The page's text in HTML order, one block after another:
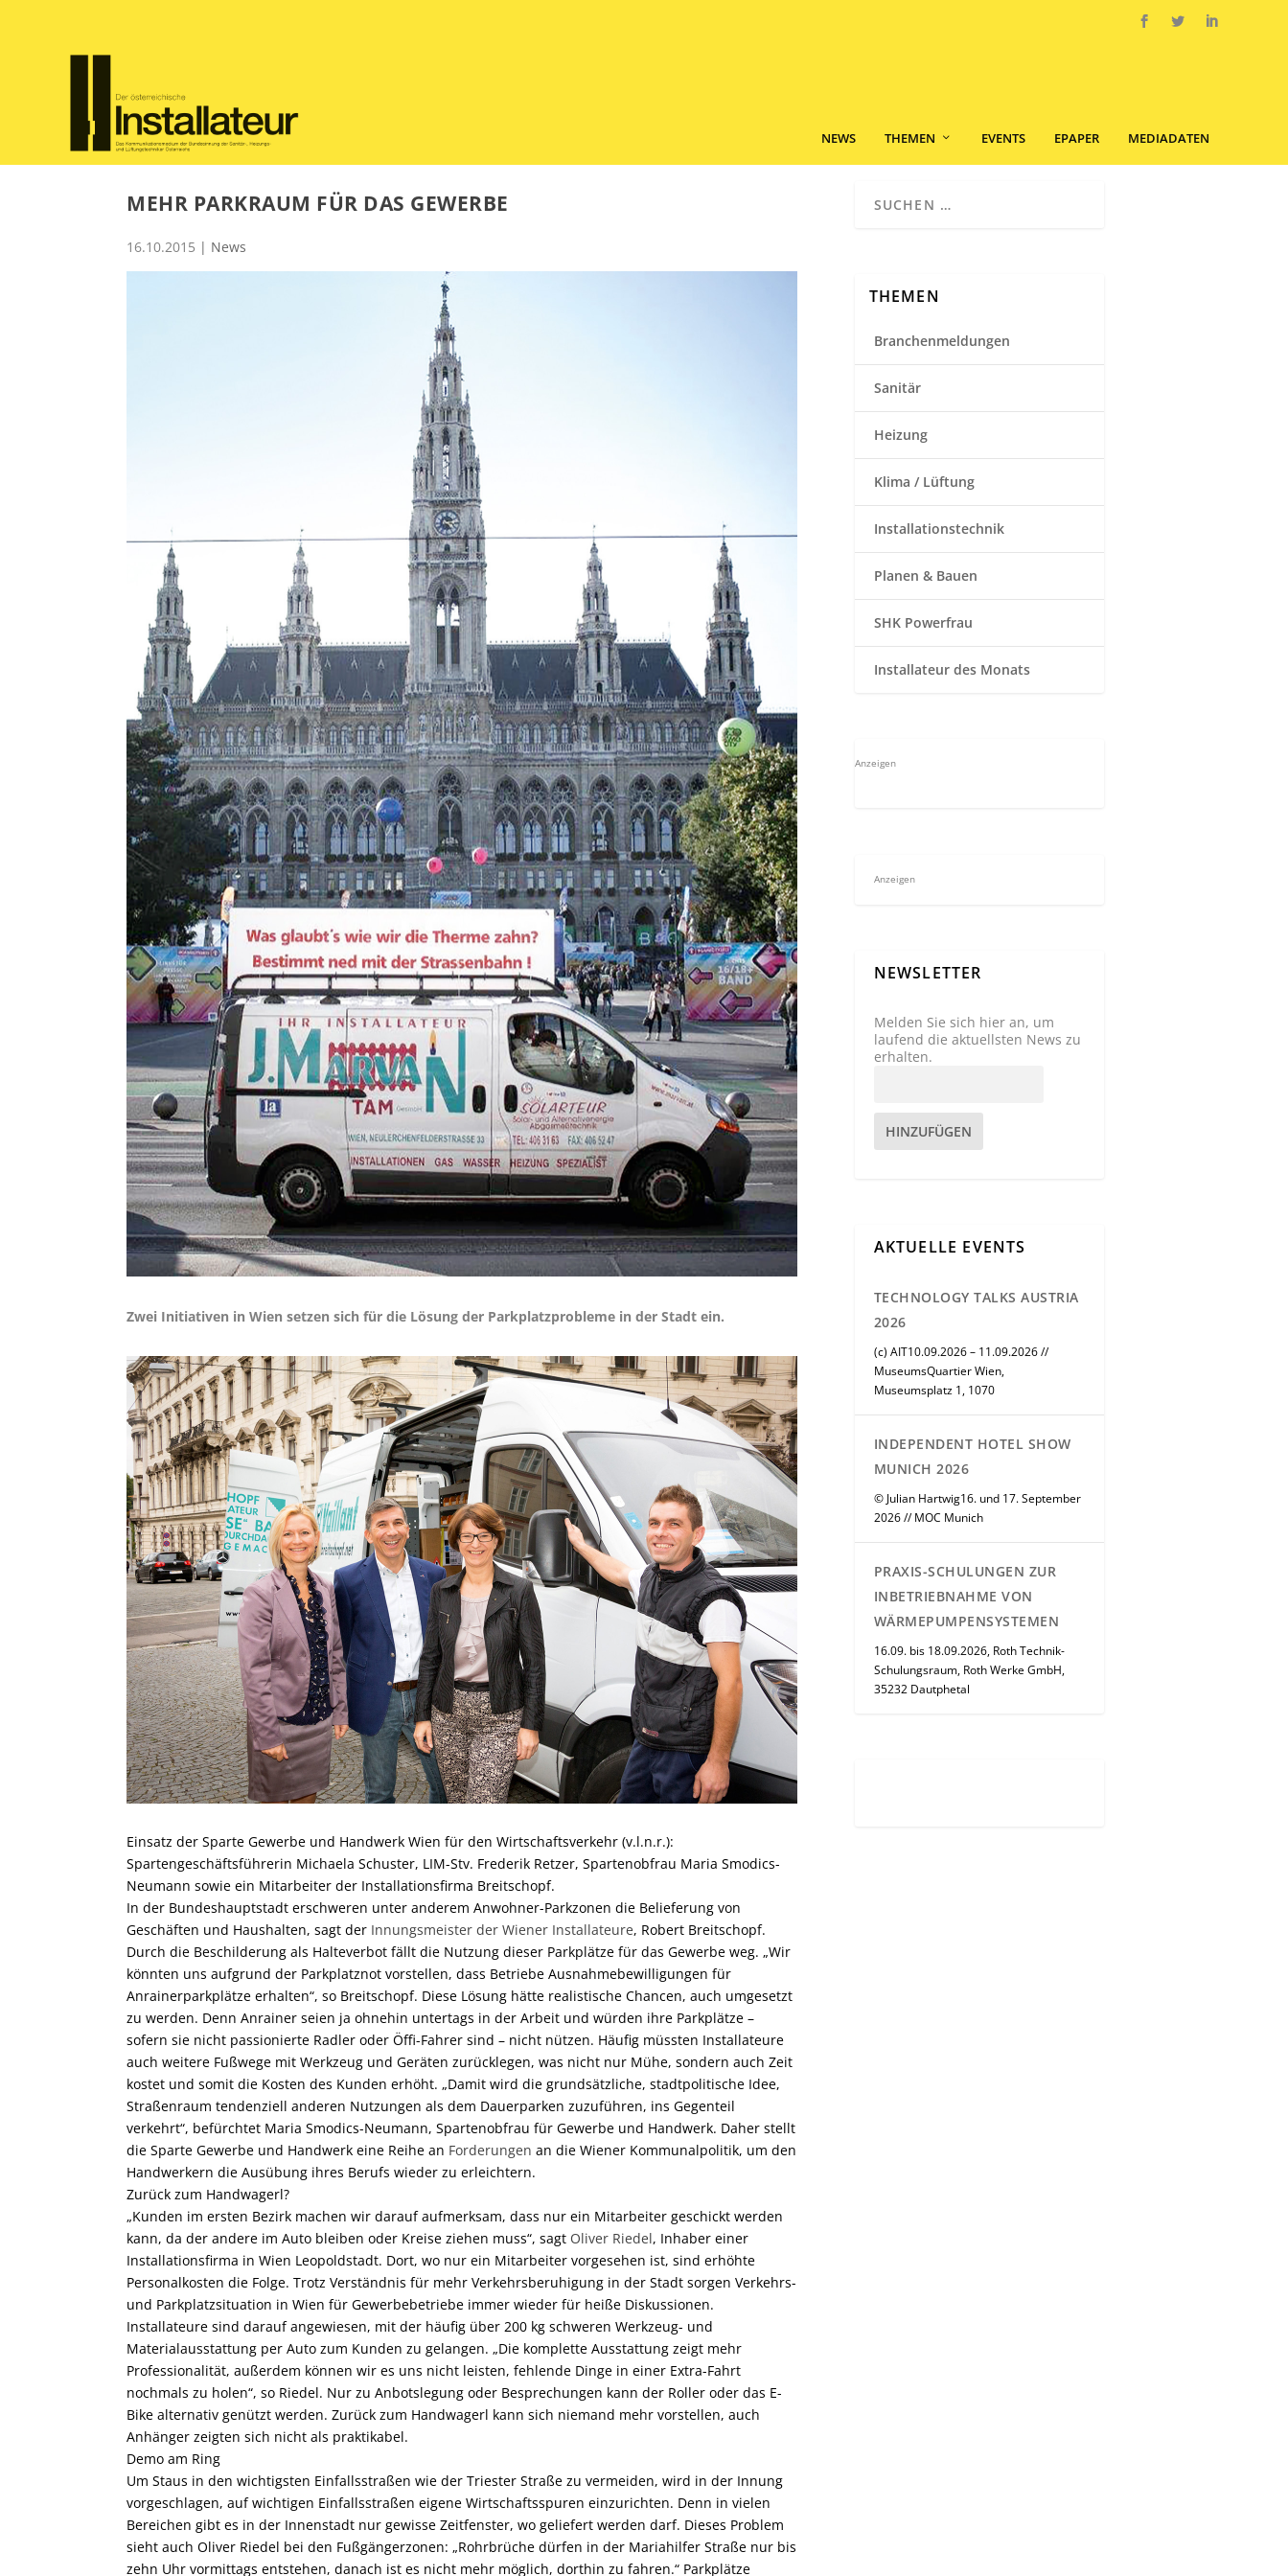
NEWS THEMEN EVENTS EPAPER MEDIADATEN
MEHR PARKRAUM FÜR DAS GEWERBE
16.10.2015 | News
Zwei Initiativen in Wien setzen sich für die Lösung der Parkplatzprobleme in der Stadt ein.
Einsatz der Sparte Gewerbe und Handwerk Wien für den Wirtschaftsverkehr (v.l.n.r.):
Spartengeschäftsführerin Michaela Schuster, LIM-Stv. Frederik Retzer, Spartenobfrau Maria Smodics-
Neumann sowie ein Mitarbeiter der Installationsfirma Breitschopf.
In der Bundeshauptstadt erschweren unter anderem Anwohner-Parkzonen die Belieferung von
Geschäften und Haushalten, sagt der Innungsmeister der Wiener Installateure, Robert Breitschopf.
Durch die Beschilderung als Halteverbot fällt die Nutzung dieser Parkplätze für das Gewerbe weg. „Wir
könnten uns aufgrund der Parkplatznot vorstellen, dass Betriebe Ausnahmebewilligungen für
Anrainerparkplätze erhalten“, so Breitschopf. Diese Lösung hätte realistische Chancen, auch umgesetzt
zu werden. Denn Anrainer seien ja ohnehin untertags in der Arbeit und würden ihre Parkplätze –
sofern sie nicht passionierte Radler oder Öffi-Fahrer sind – nicht nützen. Häufig müssten Installateure
auch weitere Fußwege mit Werkzeug und Geräten zurücklegen, was nicht nur Mühe, sondern auch Zeit
kostet und somit die Kosten des Kunden erhöht. „Damit wird die grundsätzliche, stadtpolitische Idee,
Straßenraum tendenziell anderen Nutzungen als dem Dauerparken zuzuführen, ins Gegenteil
verkehrt“, befürchtet Maria Smodics-Neumann, Spartenobfrau für Gewerbe und Handwerk. Daher stellt
die Sparte Gewerbe und Handwerk eine Reihe an Forderungen an die Wiener Kommunalpolitik, um den
Handwerkern die Ausübung ihres Berufs wieder zu erleichtern.
Zurück zum ­Handwagerl?
„Kunden im ersten Bezirk machen wir darauf aufmerksam, dass nur ein Mitarbeiter geschickt werden
kann, da der andere im Auto bleiben oder Kreise ziehen muss“, sagt Oliver Riedel, Inhaber einer
Installationsfirma in Wien Leopoldstadt. Dort, wo nur ein Mitarbeiter vorgesehen ist, sind erhöhte
Personalkosten die Folge. Trotz Verständnis für mehr Verkehrsberuhigung in der Stadt sorgen Verkehrs-
und Parkplatzsituation in Wien für Gewerbebetriebe immer wieder für heiße Diskussionen.
Installateure sind darauf angewiesen, mit der häufig über 200 kg schweren Werkzeug- und
Materialausstattung per Auto zum Kunden zu gelangen. „Die komplette Ausstattung zeigt mehr
Professionalität, außerdem können wir es uns nicht leisten, fehlende Dinge in einer Extra-Fahrt
nochmals zu holen“, so Riedel. Nur zu Anbotslegung oder Besprechungen kann der Roller oder das E-
Bike alternativ genützt werden. Zurück zum Handwagerl kann sich niemand mehr vorstellen, auch
Anhänger zeigten sich nicht als praktikabel.
Demo am Ring
Um Staus in den wichtigsten Einfallsstraßen wie der Triester Straße zu vermeiden, wird in der Innung
vorgeschlagen, auf wichtigen Einfallsstraßen eigene Wirtschaftsspuren einzurichten. Denn in vielen
Bereichen gibt es in der Innenstadt nur gewisse Zeitfenster, wo geliefert werden darf. Dieses Problem
sieht auch Oliver Riedel bei den Fußgängerzonen: „Rohrbrüche dürfen in der Mariahilfer Straße nur bis
zehn Uhr vormittags entstehen, danach ist es nicht mehr möglich, dorthin zu fahren.“ Parkplätze
THEMEN
Branchenmeldungen
Sanitär
Heizung
Klima / Lüftung
Installationstechnik
Planen & Bauen
SHK Powerfrau
Installateur des Monats
Anzeigen
Anzeigen
NEWSLETTER
Melden Sie sich hier an, um
laufend die aktuellsten News zu
erhalten.
HINZUFÜGEN
AKTUELLE EVENTS
TECHNOLOGY TALKS AUSTRIA
2026
(c) AIT10.09.2026 – 11.09.2026 //
MuseumsQuartier Wien,
Museumsplatz 1, 1070
INDEPENDENT HOTEL SHOW
MUNICH 2026
© Julian Hartwig16. und 17. September
2026 // MOC Munich
PRAXIS-SCHULUNGEN ZUR
INBETRIEBNAHME VON
WÄRMEPUMPENSYSTEMEN
16.09. bis 18.09.2026, Roth Technik-
Schulungsraum, Roth Werke GmbH,
35232 Dautphetal